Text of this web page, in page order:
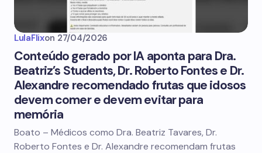
LulaFlixon 27/04/2026
Conteúdo gerado por IA aponta para Dra.
Beatriz’s Students, Dr. Roberto Fontes e Dr.
Alexandre recomendado frutas que idosos
devem comer e devem evitar para
memória
Boato – Médicos como Dra. Beatriz Tavares, Dr.
Roberto Fontes e Dr. Alexandre recomendam frutas